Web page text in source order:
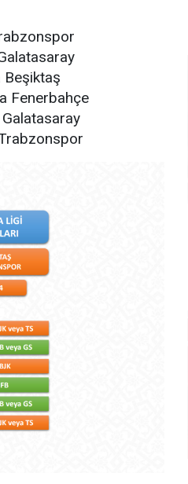
Fenerbahçe